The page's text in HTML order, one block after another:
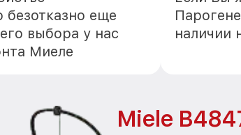
безотказно еще
выбора у нас
Миеле
наличии
Miele